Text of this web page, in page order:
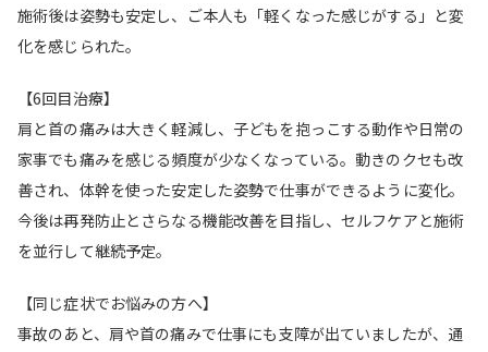
施術後は姿勢も安定し、ご本人も「軽くなった感じがする」と変
化を感じられた。
【6回目治療】
肩と首の痛みは大きく軽減し、子どもを抱っこする動作や日常の
家事でも痛みを感じる頻度が少なくなっている。動きのクセも改
善され、体幹を使った安定した姿勢で仕事ができるように変化。
今後は再発防止とさらなる機能改善を目指し、セルフケアと施術
を並行して継続予定。
【同じ症状でお悩みの方へ】
事故のあと、肩や首の痛みで仕事にも支障が出ていましたが、通